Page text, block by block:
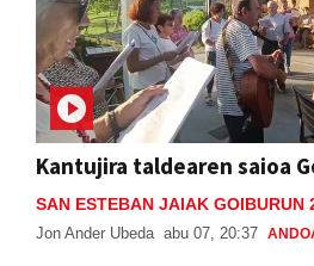
Kantujira taldearen saioa
SAN ESTEBAN JAIAK GOIBURUN
Jon Ander Ubeda abu 07, 20:37